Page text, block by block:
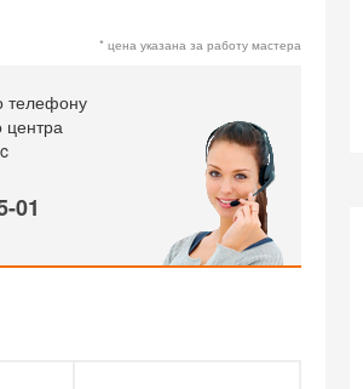
* цена указана за работу мастера
телефону
центра
01